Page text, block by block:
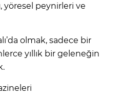
yöresel peynirleri ve
olmak, sadece bir
yıllık bir geleneğin